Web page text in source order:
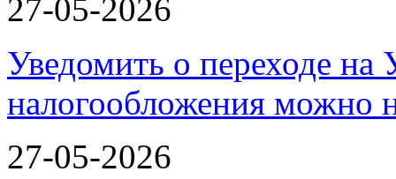
27-05-2026
Уведомить о переходе
налогообложения можно
27-05-2026